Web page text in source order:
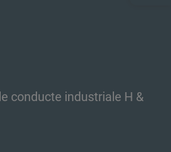
conducte industriale H &